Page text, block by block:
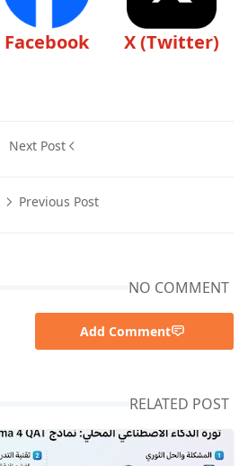
X (Twitter)
Facebook
Next Post
Previous Post
NO COMMENT
Add Comment
RELATED POST